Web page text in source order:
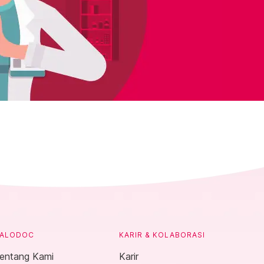
Kami
KARIR & KOLABORASI
Karir